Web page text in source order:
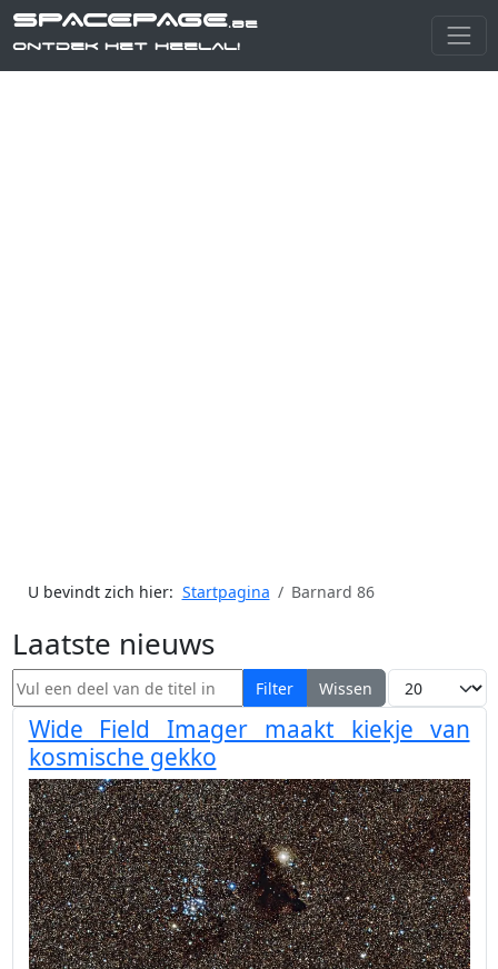
SPACEPAGE.be
Ontdek het heelal!
U bevindt zich hier: Startpagina Barnard 86
Laatste nieuws
Vul een deel van de titel in Filter Wissen Toon #
Wide Field Imager maakt kiekje van
kosmische gekko